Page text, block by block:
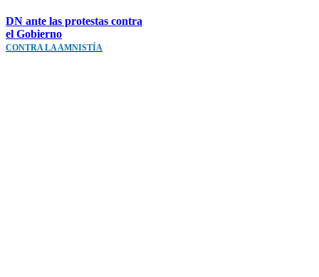
DN ante las protestas contra
el Gobierno
CONTRA LA AMNISTÍA